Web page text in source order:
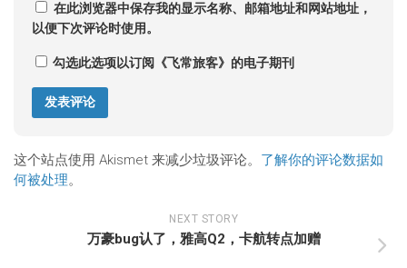
在此浏览器中保存我的显示名称、邮箱地址和网站地址，
以便下次评论时使用。
勾选此选项以订阅《飞常旅客》的电子期刊
这个站点使用 Akismet 来减少垃圾评论。 了解你的评论数据如
何被处理。
NEXT STORY
万豪bug认了，雅高Q2，卡航转点加赠